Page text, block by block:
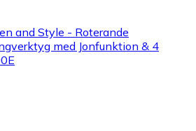
and Style - Roterande
med Jonfunktion & 4